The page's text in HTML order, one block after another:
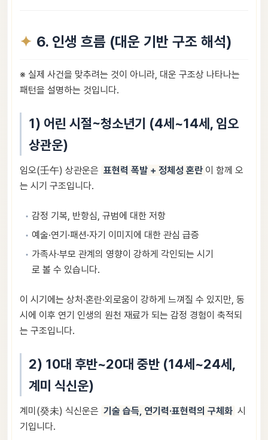
6. 인생 흐름 (대운 기반 구조 해석)
※ 실제 사건을 맞추려는 것이 아니라, 대운 구조상 나타나는
패턴을 설명하는 것입니다.
1) 어린 시절~청소년기 (4세~14세, 임오
상관운)
임오(壬午) 상관운은 표현력 폭발 + 정체성 혼란 이 함께 오
는 시기 구조입니다.
감정 기복, 반항심, 규범에 대한 저항
예술·연기·패션·자기 이미지에 대한 관심 급증
가족사·부모 관계의 영향이 강하게 각인되는 시기
로 볼 수 있습니다.
이 시기에는 상처·혼란·외로움이 강하게 느껴질 수 있지만, 동
시에 이후 연기 인생의 원천 재료가 되는 감정 경험이 축적되
는 구조입니다.
2) 10대 후반~20대 중반 (14세~24세,
계미 식신운)
계미(癸未) 식신운은 기술 습득, 연기력·표현력의 구체화 시
기입니다.